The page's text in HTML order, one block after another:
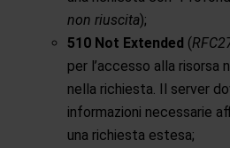
non riuscita);
510 Not Extended (
per l’accesso alla
nella richiesta. Il server
informazioni necessarie
una richiesta estesa;